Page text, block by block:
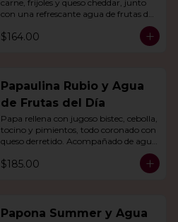
carne, frijoles y queso cheddar, junto
con una refrescante agua de frutas del
$164.00
Papaulina Rubio y Agua
de Frutas del Día
Papa rellena con jugoso bistec, cebolla,
tocino y pimientos, todo coronado con
queso derretido. Acompañado de agua
$185.00
Papona Summer y Agua